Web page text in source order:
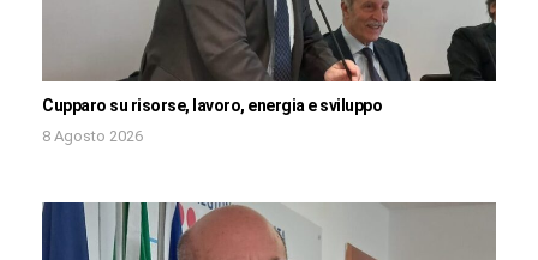
Cupparo su risorse, lavoro, energia e sviluppo
8 Agosto 2026